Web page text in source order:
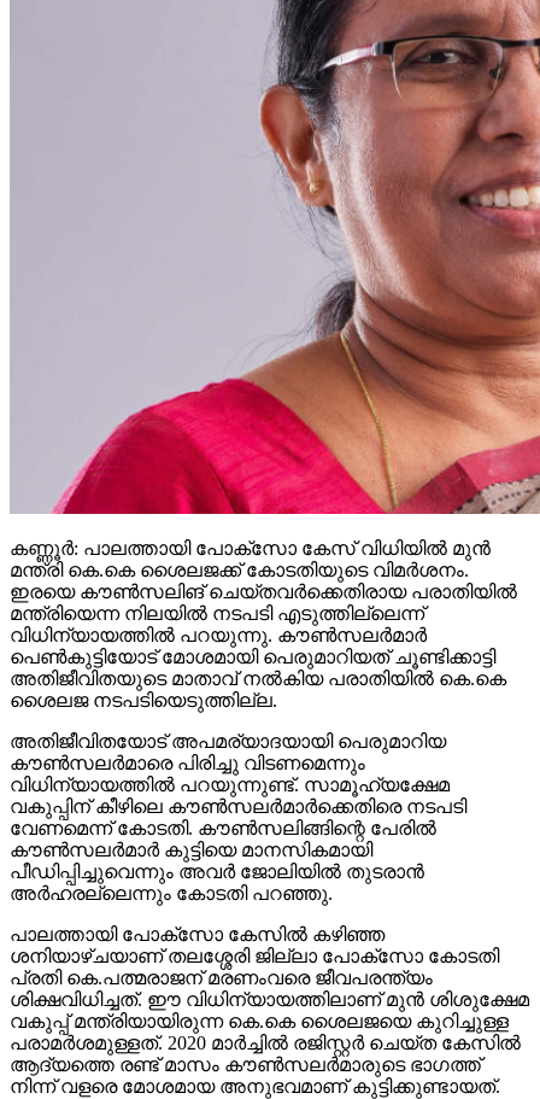
കണ്ണൂര്‍: പാലത്തായി പോക്സോ കേസ് വിധിയില്‍ മുന്‍
മന്ത്രി കെ.കെ ശൈലജക്ക് കോടതിയുടെ വിമര്‍ശനം.
ഇരയെ കൗണ്‍സലിങ് ചെയ്തവര്‍ക്കെതിരായ പരാതിയില്‍
മന്ത്രിയെന്ന നിലയില്‍ നടപടി എടുത്തില്ലെന്ന്
വിധിന്യായത്തില്‍ പറയുന്നു. കൗണ്‍സലര്‍മാര്‍
പെണ്‍കുട്ടിയോട് മോശമായി പെരുമാറിയത് ചൂണ്ടിക്കാട്ടി
അതിജീവിതയുടെ മാതാവ് നല്‍കിയ പരാതിയില്‍ കെ.കെ
ശൈലജ നടപടിയെടുത്തില്ല.
അതിജീവിതയോട് അപമര്യാദയായി പെരുമാറിയ
കൗണ്‍സലര്‍മാരെ പിരിച്ചു വിടണമെന്നും
വിധിന്യായത്തില്‍ പറയുന്നുണ്ട്. സാമൂഹ്യക്ഷേമ
വകുപ്പിന് കീഴിലെ കൗണ്‍സലര്‍മാര്‍ക്കെതിരെ നടപടി
വേണമെന്ന് കോടതി. കൗണ്‍സലിങ്ങിന്റെ പേരില്‍
കൗണ്‍സലര്‍മാര്‍ കുട്ടിയെ മാനസികമായി
പീഡിപ്പിച്ചുവെന്നും അവര്‍ ജോലിയില്‍ തുടരാന്‍
അര്‍ഹരല്ലെന്നും കോടതി പറഞ്ഞു.
പാലത്തായി പോക്സോ കേസില്‍ കഴിഞ്ഞ
ശനിയാഴ്ചയാണ് തലശ്ശേരി ജില്ലാ പോക്സോ കോടതി
പ്രതി കെ.പത്മരാജന് മരണംവരെ ജീവപരന്ത്യം
ശിക്ഷവിധിച്ചത്. ഈ വിധിന്യായത്തിലാണ് മുന്‍ ശിശുക്ഷേമ
വകുപ്പ് മന്ത്രിയായിരുന്ന കെ.കെ ശൈലജയെ കുറിച്ചുള്ള
പരാമര്‍ശമുള്ളത്. 2020 മാര്‍ച്ചില്‍ രജിസ്റ്റര്‍ ചെയ്ത കേസില്‍
ആദ്യത്തെ രണ്ട് മാസം കൗണ്‍സലര്‍മാരുടെ ഭാഗത്ത്
നിന്ന് വളരെ മോശമായ അനുഭവമാണ് കുട്ടിക്കുണ്ടായത്.